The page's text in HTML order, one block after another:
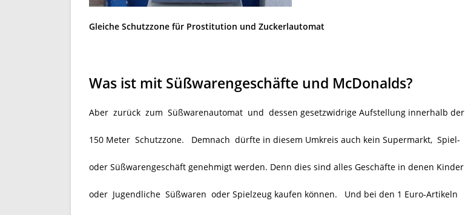
Gleiche Schutzzone für Prostitution und Zuckerlautomat
Was ist mit Süßwarengeschäfte und McDonalds?
Aber zurück zum Süßwarenautomat und dessen gesetzwidrige Aufstellung innerhalb der
150 Meter Schutzzone. Demnach dürfte in diesem Umkreis auch kein Supermarkt, Spiel-
oder Süßwarengeschäft genehmigt werden. Denn dies sind alles Geschäfte in denen Kinder
oder Jugendliche Süßwaren oder Spielzeug kaufen können. Und bei den 1 Euro-Artikeln